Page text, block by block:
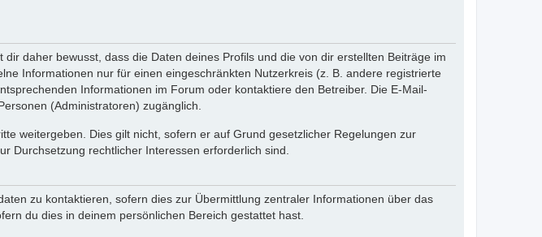
daher bewusst, dass die Daten deines Profils und die von dir erstellten Beiträge im
Informationen nur für einen eingeschränkten Nutzerkreis (z. B. andere registrierte
Informationen im Forum oder kontaktiere den Betreiber. Die E-Mail-
(Administratoren) zugänglich.
weitergeben. Dies gilt nicht, sofern er auf Grund gesetzlicher Regelungen zur
Durchsetzung rechtlicher Interessen erforderlich sind.
zu kontaktieren, sofern dies zur Übermittlung zentraler Informationen über das
du dies in deinem persönlichen Bereich gestattet hast.